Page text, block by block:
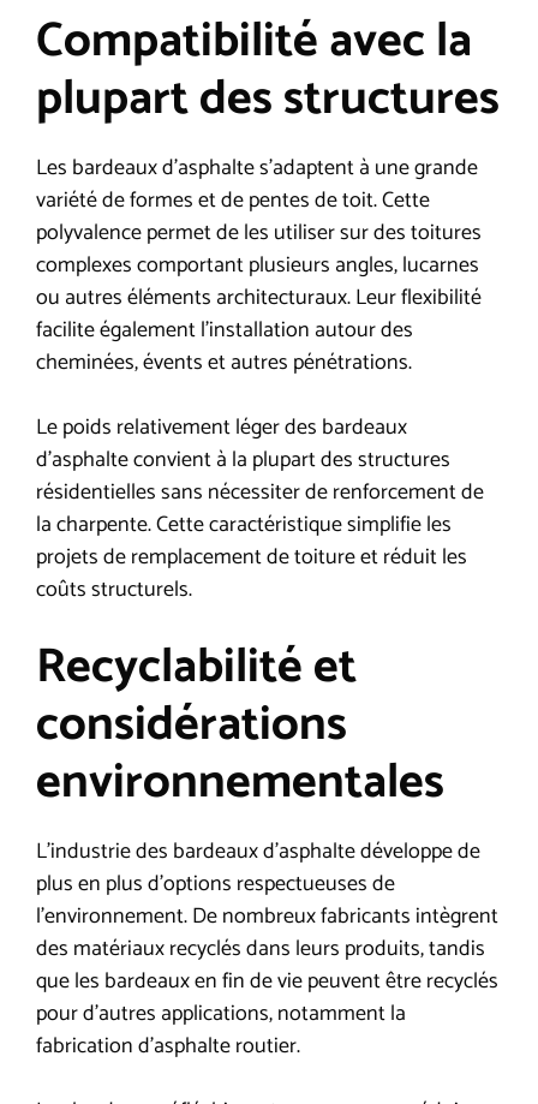
Compatibilité avec la
plupart des structures
Les bardeaux d’asphalte s’adaptent à une grande
variété de formes et de pentes de toit. Cette
polyvalence permet de les utiliser sur des toitures
complexes comportant plusieurs angles, lucarnes
ou autres éléments architecturaux. Leur flexibilité
facilite également l’installation autour des
cheminées, évents et autres pénétrations.
Le poids relativement léger des bardeaux
d’asphalte convient à la plupart des structures
résidentielles sans nécessiter de renforcement de
la charpente. Cette caractéristique simplifie les
projets de remplacement de toiture et réduit les
coûts structurels.
Recyclabilité et
considérations
environnementales
L’industrie des bardeaux d’asphalte développe de
plus en plus d’options respectueuses de
l’environnement. De nombreux fabricants intègrent
des matériaux recyclés dans leurs produits, tandis
que les bardeaux en fin de vie peuvent être recyclés
pour d’autres applications, notamment la
fabrication d’asphalte routier.